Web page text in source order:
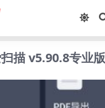
描 v5.90.8专业版